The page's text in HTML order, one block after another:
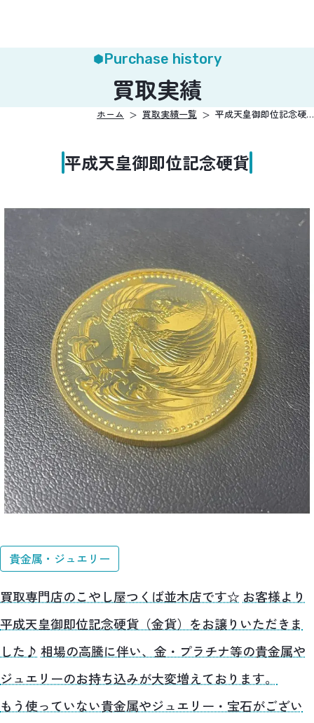
Purchase history
買取実績
ホーム 買取実績一覧 平成天皇御即位記念硬…
平成天皇御即位記念硬貨
貴金属・ジュエリー
買取専門店のこやし屋つくば並木店です☆ お客様より
平成天皇御即位記念硬貨（金貨）をお譲りいただきま
した♪ 相場の高騰に伴い、金・プラチナ等の貴金属や
ジュエリーのお持ち込みが大変増えております。
もう使っていない貴金属やジュエリー・宝石がござい